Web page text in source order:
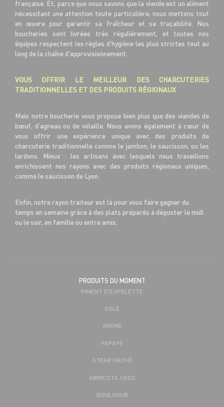
française. Et, parce que nous savons que la viande est un aliment
nécessitant une attention toute particulière, nous mettons tout
en œuvre pour garantir sa fraîcheur et sa traçabilité. Nos
boucheries sont livrées très régulièrement, et toutes nos
équipes respectent les règles d’hygiène les plus strictes tout au
long de la chaîne d’approvisionnement.
VOUS OFFRIR LE MEILLEUR DES CHARCUTERIES
TRADITIONNELLES ET DES PRODUITS RÉGIONAUX
Mais notre boucherie vous propose bien plus que des viandes de
bœuf, d’agneau ou de volaille. Nous avons également à cœur de
vous offrir une expérience unique avec des produits de
charcuterie traditionnelle comme le jambon, le saucisson, ou les
lardons. Mieux : les artisans avec lesquels nous travaillons
enrichissent nos rayons avec des produits régionaux uniques,
comme le saucisson de Lyon.
Enfin, notre rayon traiteur est là pour vous faire gagner du
temps en semaine grâce à des plats préparés à déguster le midi
ou le soir, en famille ou entre amis.
PRODUITS DU MOMENT
PIMENT D'ESPELETTE
SOLE
ANONE
PAPAYE
STEAK HACHÉ
ABRICOTS SECS
BOULGOUR